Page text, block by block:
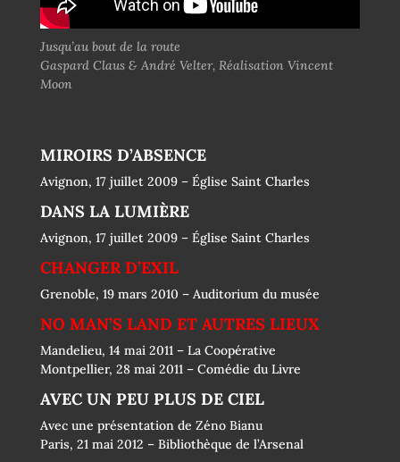
Jusqu’au bout de la route
Gaspard Claus & André Velter, Réalisation Vincent
Moon
MIROIRS D’ABSENCE
Avignon, 17 juillet 2009 – Église Saint Charles
DANS LA LUMIÈRE
Avignon, 17 juillet 2009 – Église Saint Charles
CHANGER D’EXIL
Grenoble, 19 mars 2010 – Auditorium du musée
NO MAN’S LAND ET AUTRES LIEUX
Mandelieu, 14 mai 2011 – La Coopérative
Montpellier, 28 mai 2011 – Comédie du Livre
AVEC UN PEU PLUS DE CIEL
Avec une présentation de Zéno Bianu
Paris, 21 mai 2012 – Bibliothèque de l’Arsenal